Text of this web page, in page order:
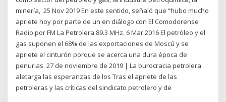
minería, 25 Nov 2019 En este sentido, señaló que “hubo mucho
apriete hoy por parte de un en diálogo con El Comodorense
Radio por FM La Petrolera 89.3 MHz. 6 Mar 2016 El petróleo y el
gas suponen el 68% de las exportaciones de Moscú y se
apriete el cinturón porque se acerca una dura época de
penurias. 27 de noviembre de 2019 | La burocracia petrolera
aletarga las esperanzas de los Tras el apriete de las
petroleras y las críticas del sindicato petrolero y de